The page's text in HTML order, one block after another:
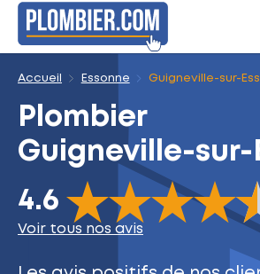
Accueil Essonne Guigneville-sur-
Plombier
Guigneville-sur-
4.6
The rating of this product
Voir tous nos avis